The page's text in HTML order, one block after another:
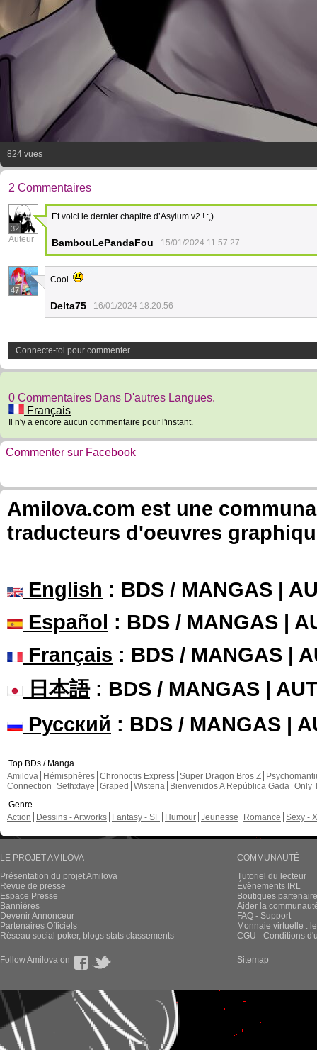
824 vues
2 Commentaires
32
Auteur
Et voici le dernier chapitre d’Asylum v2 ! :,)
BambouLePandaFou 15/01/2024 11:57:27
47
Cool.
Delta75 16/01/2024 18:20:56
Connecte-toi pour commenter
0 Commentaires Dans D'autres Langues.
Français
Il n'y a encore aucun commentaire pour l'instant.
Commenter sur Facebook
Amilova.com est une
traducteurs d'oeuvres
English : BDS / MANGAS |
Español : BDS / MANGAS |
Français : BDS / MANGAS |
日本語: BDS / MANGAS |
Русский : BDS / MANGAS |
Top BDs / Manga
Amilova
Hémisphères Chronoctis Express Super Dragon Bros Z
Connection Sethxfaye Graped Wisteria Bienvenidos A República Gada Only
Genre
Action
Dessins - Artworks Fantasy - SF Humour Jeunesse Romance Sexy -
LE PROJET AMILOVA
Présentation du projet Amilova
Revue de presse
Espace Presse
Bannières
Devenir Annonceur
Partenaires Officiels
Réseau social poker, blogs stats classements
COMMUNAUTÉ
Tutoriel du lecteur
Évènements IRL
Boutiques
Aider la
FAQ - Support
Monnaie virtuelle :
CGU - Conditions
Follow Amilova on Sitemap